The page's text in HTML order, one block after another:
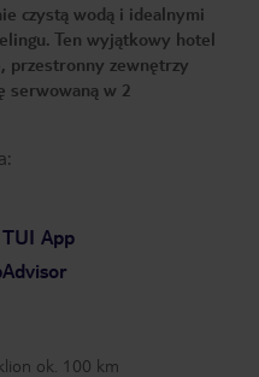
czystą wodą i idealnymi
Ten wyjątkowy hotel
przestronny zewnętrzy
serwowaną w 2
App
ok. 100 km